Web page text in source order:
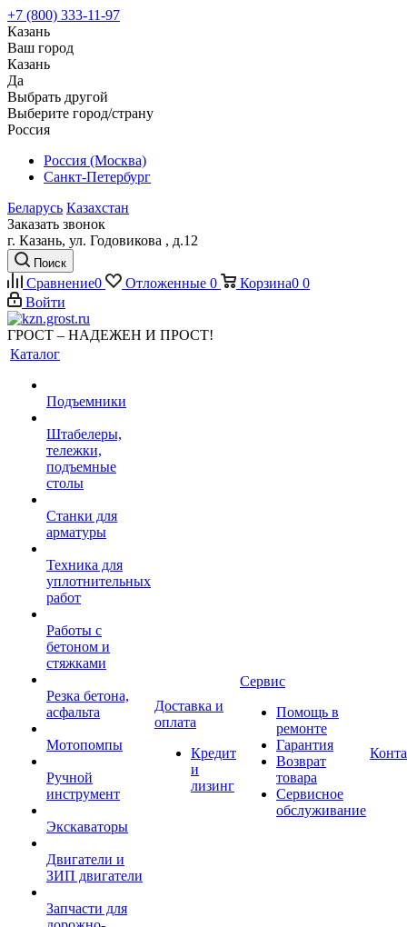
+7 (800) 333-11-97
Казань
Ваш город
Казань
Да
Выбрать другой
Выберите город/страну
Россия
Россия (Москва)
Санкт-Петербург
Беларусь Казахстан
Заказать звонок
г. Казань, ул. Годовикова , д.12
Поиск
Сравнение0 Отложенные 0 Корзина0 0
Войти
ГРОСТ – НАДЕЖЕН И ПРОСТ!
Каталог
Подъемники
Штабелеры,
тележки,
подъемные
столы
Станки для
арматуры
Техника для
уплотнительных
работ
Работы с
бетоном и
стяжками
Резка бетона,
асфальта
Мотопомпы
Ручной
инструмент
Экскаваторы
Двигатели и
ЗИП двигатели
Запчасти для
Доставка и
оплата
Кредит
и
лизинг
Сервис
Помощь в
ремонте
Гарантия
Возврат
товара
Сервисное
обслуживание